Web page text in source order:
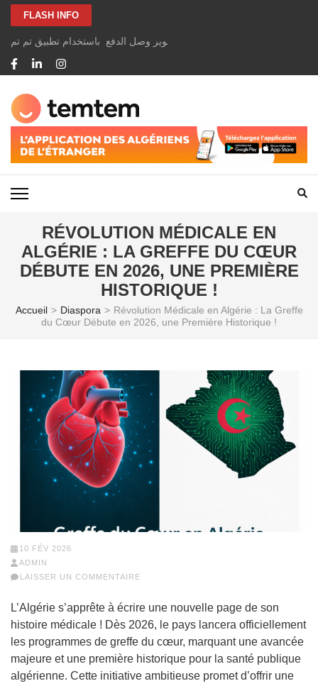
Aller
au
contenu
(Pressez
Entrée)
FLASH INFO
بك بسهولة ومجانًا عن طريق تصوير وصل الدفع باستخدام تطبيق تم تم
TEMTEM NEWS
RÉVOLUTION MÉDICALE EN
ALGÉRIE : LA GREFFE DU CŒUR
DÉBUTE EN 2026, UNE PREMIÈRE
HISTORIQUE !
Accueil > Diaspora > Révolution Médicale en Algérie : La Greffe
du Cœur Débute en 2026, une Première Historique !
10 FÉV 2026
ADMIN
LAISSER UN COMMENTAIRE
L’Algérie s’apprête à écrire une nouvelle page de son
histoire médicale ! Dès 2026, le pays lancera officiellement
les programmes de greffe du cœur, marquant une avancée
majeure et une première historique pour la santé publique
algérienne. Cette initiative ambitieuse promet d’offrir une